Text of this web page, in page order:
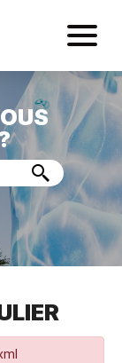
Mairie de
GÉOLOGIE